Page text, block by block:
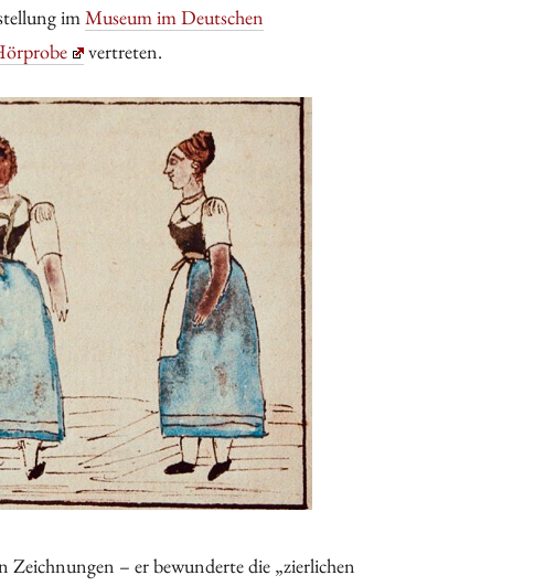
imMuseum im Deutschen
vertreten.
– er bewunderte die „zierlichen